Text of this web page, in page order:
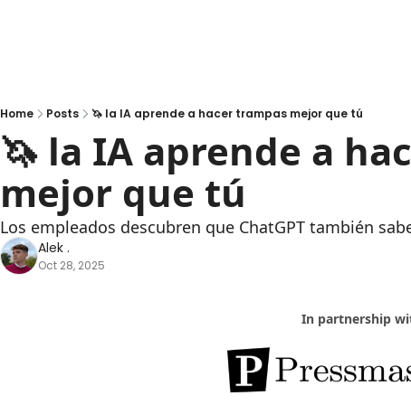
Home Posts 🦄 la IA aprende a hacer trampas mejor que tú
🦄 la IA aprende a
mejor que tú
Los empleados descubren que ChatGPT también
Alek .
Oct 28, 2025
In partnership